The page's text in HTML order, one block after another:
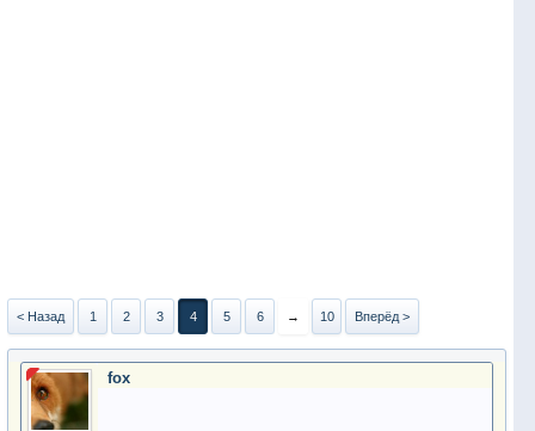
< Назад 1 2 3 4 5 6 → 10 Вперёд >
fox